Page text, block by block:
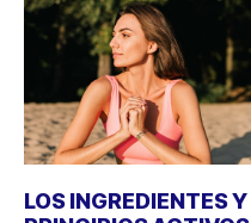
LOS INGREDIENTES Y